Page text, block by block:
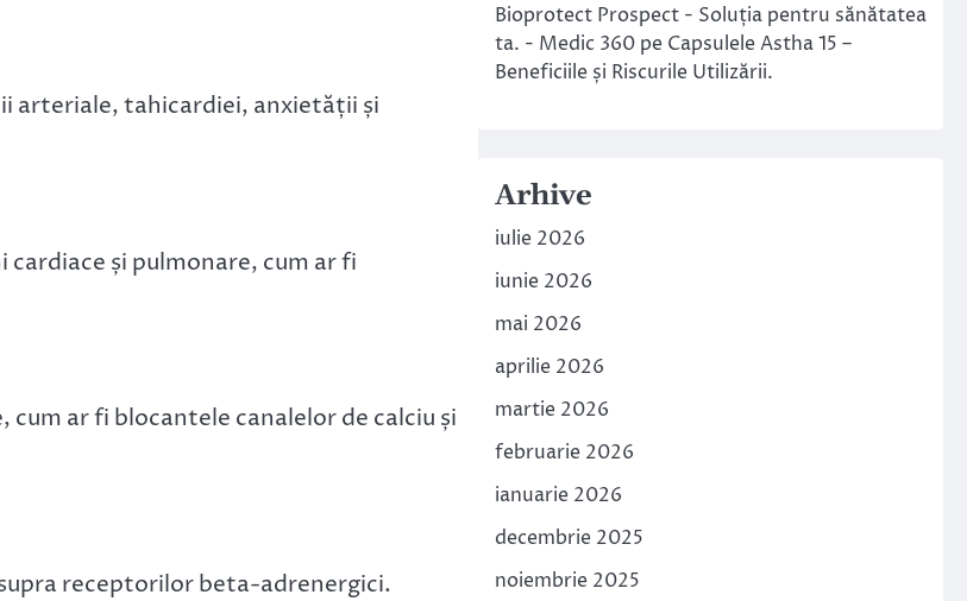
arteriale, tahicardiei, anxietății și
și pulmonare, cum ar fi
ar fi blocantele canalelor de calciu și
receptorilor beta-adrenergici.
Bioprotect Prospect - Soluția pentru sănătatea
ta. - Medic 360pe Capsulele Astha 15 –
Beneficiile și Riscurile Utilizării.
Arhive
iulie 2026
iunie 2026
mai 2026
aprilie 2026
martie 2026
februarie 2026
ianuarie 2026
decembrie 2025
noiembrie 2025